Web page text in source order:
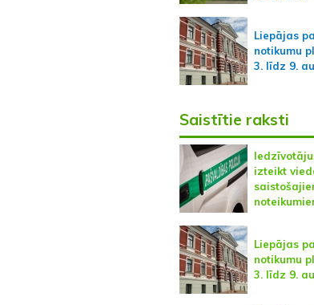
Liepājas
notikumu
3. līdz 9.
Saistītie raksti
izteikt
Liepājas
notikumu
3. līdz 9.